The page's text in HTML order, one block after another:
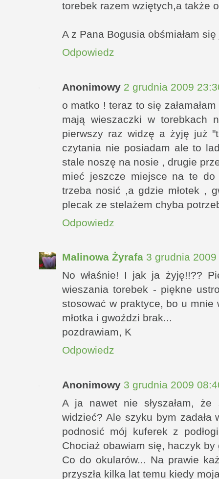
torebek razem wziętych,a także
A z Pana Bogusia obśmiałam
Odpowiedz
Anonimowy 2 grudnia 2009
o matko ! teraz to się
mają wieszaczki w
pierwszy raz widzę a żyję już
czytania nie posiadam ale to
stale noszę na nosie , drugie
mieć jeszcze miejsce na te
trzeba nosić ,a gdzie młotek ,
plecak ze stelażem chyba
Odpowiedz
Malinowa Żyrafa 3 grudnia
No właśnie! I jak ja żyję!!??
wieszania torebek - piękne
stosować w praktyce, bo u
młotka i gwoździ brak...
pozdrawiam, K
Odpowiedz
Anonimowy 3 grudnia 2009
A ja nawet nie słyszałam,
widzieć? Ale szyku bym
podnosić mój kuferek z
Chociaż obawiam się, haczyk by
Co do okularów... Na prawie
przyszła kilka lat temu kiedy